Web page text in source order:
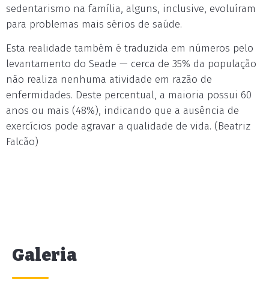
sedentarismo na família, alguns, inclusive, evoluíram
para problemas mais sérios de saúde.
Esta realidade também é traduzida em números pelo
levantamento do Seade — cerca de 35% da população
não realiza nenhuma atividade em razão de
enfermidades. Deste percentual, a maioria possui 60
anos ou mais (48%), indicando que a ausência de
exercícios pode agravar a qualidade de vida. (Beatriz
Falcão)
Galeria